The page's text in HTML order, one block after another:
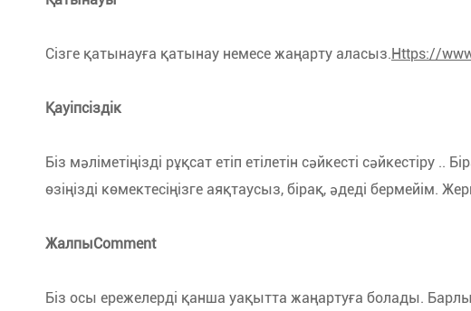
Сізге қатынауға қатынау немесе жаңарту аласыз.Https://
Қауіпсіздік
Біз мәліметіңізді рұқсат етіп етілетін сәйкесті сәйкестіру ..
өзіңізді көмектесіңізге аяқтаусыз, бірақ, әдеді бермейім.
ЖалпыComment
Біз осы ережелерді қанша уақытта жаңартуға болады.